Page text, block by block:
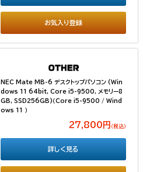
お気入り登録
NEC Mate MB-6 デスクトップパソコン (Win
dows 11 64bit, Core i5-9500, メモリー8
GB, SSD256GB)（Core i5-9500 / Wind
ows 11 ）
27,800円 （税込）
詳しく見る